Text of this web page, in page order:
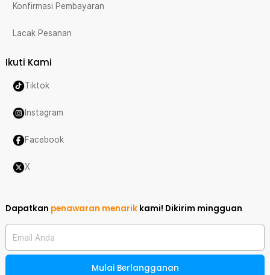
Konfirmasi Pembayaran
Lacak Pesanan
Ikuti Kami
Tiktok
Instagram
Facebook
X
Dapatkan penawaran menarik kami! Dikirim mingguan
Email Anda
Mulai Berlangganan